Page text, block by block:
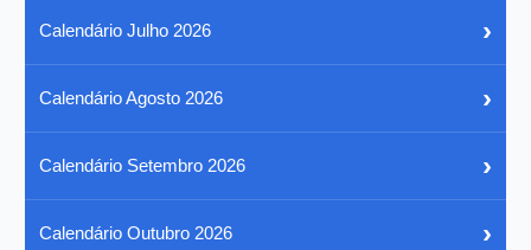
Calendário Julho 2026 ›
Calendário Agosto 2026 ›
Calendário Setembro 2026 ›
Calendário Outubro 2026 ›